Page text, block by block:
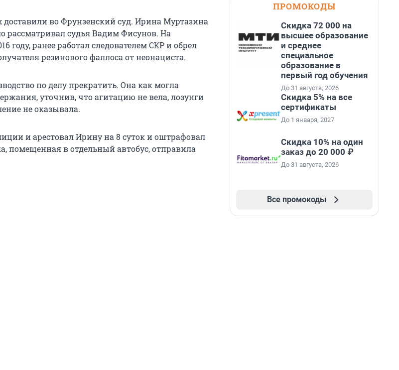
во Фрунзенский суд. Ирина Муртазина
рассматривал судья Вадим Фисунов. На
году, ранее работал следователем СКР и обрел
резинового фаллоса от неонациста.
по делу прекратить. Она как могла
уточнив, что агитацию не вела, лозунги
не оказывала.
и арестовал Ирину на 8 суток и оштрафовал
помещенная в отдельный автобус, отправила
ПРОМОКОДЫ
Скидка 72 000 на
высшее образование
и среднее
специальное
образование в
первый год обучения
До 31 августа, 2026
Скидка 5% на все
сертификаты
До 1 января, 2027
Скидка 10% на один
заказ до 20 000 ₽
До 31 августа, 2026
Все промокоды